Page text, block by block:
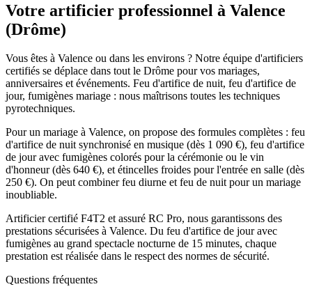
Votre artificier professionnel à Valence
(Drôme)
Vous êtes à Valence ou dans les environs ? Notre équipe d'artificiers
certifiés se déplace dans tout le Drôme pour vos mariages,
anniversaires et événements. Feu d'artifice de nuit, feu d'artifice de
jour, fumigènes mariage : nous maîtrisons toutes les techniques
pyrotechniques.
Pour un mariage à Valence, on propose des formules complètes : feu
d'artifice de nuit synchronisé en musique (dès 1 090 €), feu d'artifice
de jour avec fumigènes colorés pour la cérémonie ou le vin
d'honneur (dès 640 €), et étincelles froides pour l'entrée en salle (dès
250 €). On peut combiner feu diurne et feu de nuit pour un mariage
inoubliable.
Artificier certifié F4T2 et assuré RC Pro, nous garantissons des
prestations sécurisées à Valence. Du feu d'artifice de jour avec
fumigènes au grand spectacle nocturne de 15 minutes, chaque
prestation est réalisée dans le respect des normes de sécurité.
Questions fréquentes